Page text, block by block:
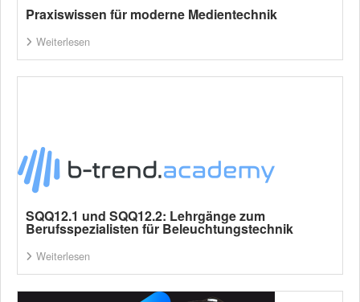
Praxiswissen für moderne Medientechnik
Weiterlesen
SQQ12.1 und SQQ12.2: Lehrgänge zum
Berufsspezialisten für Beleuchtungstechnik
Weiterlesen